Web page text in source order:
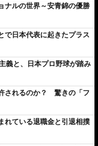
ナルの世界～安青錦の優勝
で日本代表に起きたプラス
義と、日本プロ野球が踏み
されるのか？ 驚きの「フ
れている退職金と引退相撲